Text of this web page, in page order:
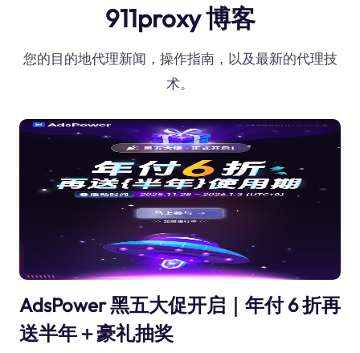
911proxy 博客
您的目的地代理新闻，操作指南，以及最新的代理技
术。
AdsPower 黑五大促开启｜年付 6 折再
送半年＋豪礼抽奖